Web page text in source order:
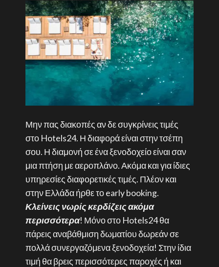
Μην πας διακοπές αν δε συγκρίνεις τιμές
στο Hotels24. Η διαφορά είναι στην τσέπη
σου. Η διαμονή σε ένα ξενοδοχείο είναι σαν
μια πτήση με αεροπλάνο. Ακόμα και για ίδιες
υπηρεσίες διαφορετικές τιμές. Πλέον και
στην Ελλάδα ήρθε τοearly booking.
Κλείνεις νωρίς κερδίζεις ακόμα
περισσότερα! Μόνο στο Hotels24 θα
πάρεις αναβάθμιση δωματίου δωρεάν σε
πολλά συνεργαζόμενα ξενοδοχεία! Στην ίδια
τιμή θα βρεις περισσότερες παροχές ή και